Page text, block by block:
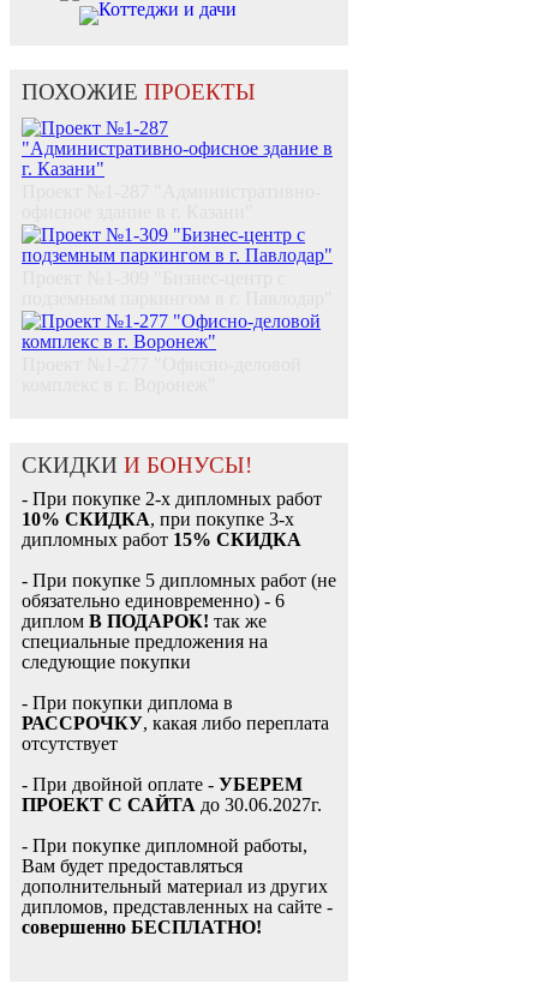
Коттеджи и дачи
ПОХОЖИЕ ПРОЕКТЫ
СКИДКИ И БОНУСЫ!
- При покупке 2-х дипломных работ
10% СКИДКА, при покупке 3-х
дипломных работ 15% СКИДКА
- При покупке 5 дипломных работ (не
обязательно единовременно) - 6
диплом В ПОДАРОК! так же
специальные предложения на
следующие покупки
- При покупки диплома в
РАССРОЧКУ, какая либо переплата
отсутствует
- При двойной оплате - УБЕРЕМ
ПРОЕКТ С САЙТА до 30.06.2027г.
- При покупке дипломной работы,
Вам будет предоставляться
дополнительный материал из других
дипломов, представленных на сайте -
совершенно БЕСПЛАТНО!